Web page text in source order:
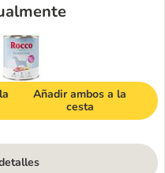
Añadir ambos a la
cesta